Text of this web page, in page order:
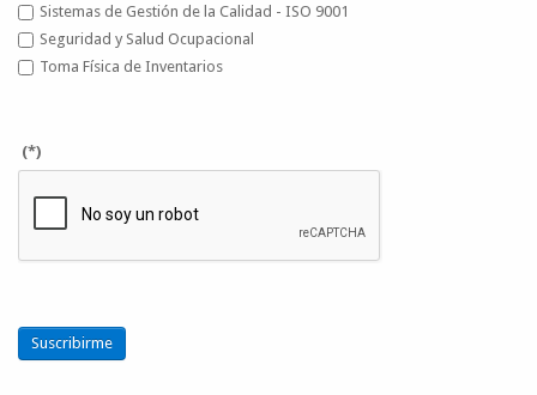
Sistemas de Gestión de la Calidad - ISO 9001
Seguridad y Salud Ocupacional
Toma Física de Inventarios
(*)
Suscribirme